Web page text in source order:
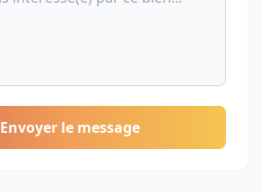
Envoyer le message